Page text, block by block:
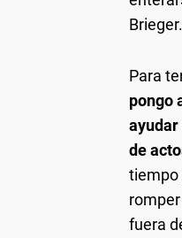
Brieger.
Para
pongo
ayudar
de
tiempo
fuera